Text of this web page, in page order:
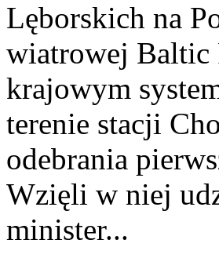
Lęborskich na
wiatrowej Baltic
krajowym
terenie stacji
odebrania
Wzięli w niej
minister...